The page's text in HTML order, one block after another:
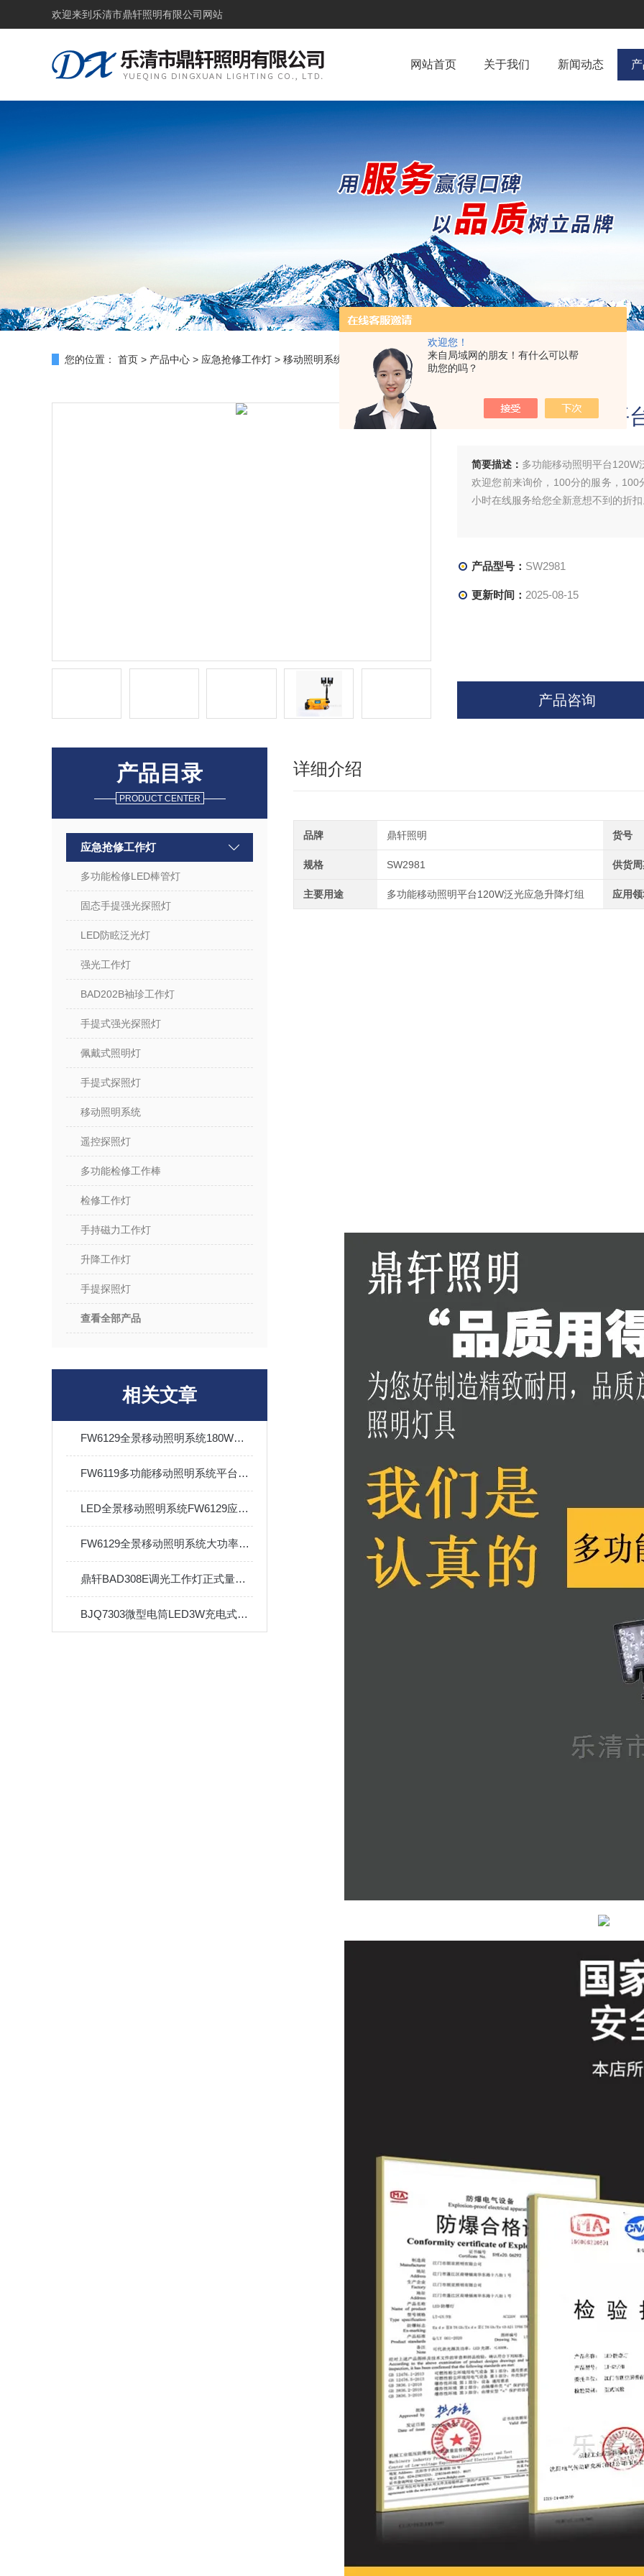
欢迎您！
来自局域网的朋友！有什么可以帮
助您的吗？
欢迎来到 乐清市鼎轩照明有限公司网站
网站首页 关于我们 新闻动态
您的位置： 首页 > 产品中心 > 应急抢修工作灯 > 移动照明系统 > SW2981多功能移动照明平台120W泛光应急升降灯组
多功能移动照明
简要描述： 多功能移动照明平台120W
欢迎您前来询价，100分的服务，
小时在线服务给您全新意想不到的折
产品型号： SW2981
更新时间： 2025-08-15
产品咨询
产品目录
PRODUCT CENTER
应急抢修工作灯
多功能检修LED棒管灯
固态手提强光探照灯
LED防眩泛光灯
强光工作灯
BAD202B袖珍工作灯
手提式强光探照灯
佩戴式照明灯
手提式探照灯
移动照明系统
遥控探照灯
多功能检修工作棒
检修工作灯
手持磁力工作灯
升降工作灯
手提探照灯
查看全部产品
相关文章
FW6129全景移动照明系统180W大功率户外抢修充电
FW6119多功能移动照明系统平台便携式升降工作灯防汛应急移动灯
LED全景移动照明系统FW6129应急照明灯180W
FW6129全景移动照明系统大功率LED三脚架防汛应急便携工作灯
鼎轩BAD308E调光工作灯正式量生产
BJQ7303微型电筒LED3W充电式电量显示搜索头灯
详细介绍
品牌 鼎轩照明 货号
规格 SW2981 供货
主要用途 多功能移动照明平台120W泛光应急升降灯组 应用